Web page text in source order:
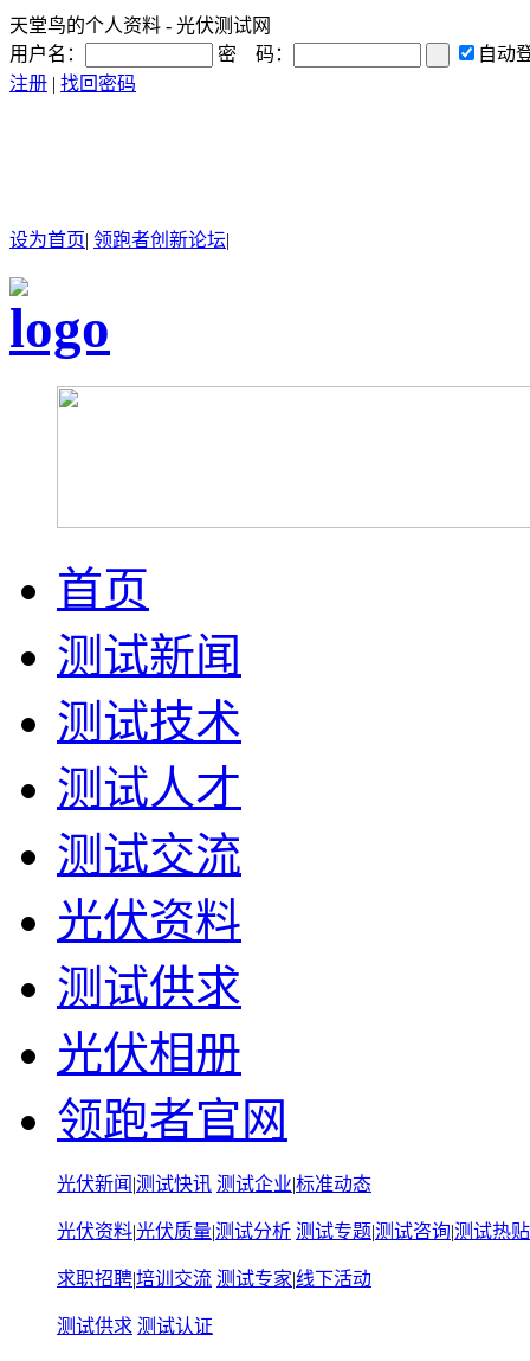
天堂鸟的个人资料 - 光伏测试网
用户名：
密 码：
自动
注册 | 找回密码
设为首页| 领跑者创新论坛|
首页
测试新闻
测试技术
测试人才
测试交流
光伏资料
测试供求
光伏相册
领跑者官网
光伏新闻 |测试快讯 测试企业|标准动态
光伏资料|光伏质量|测试分析 测试专题|测试咨询|测试热贴
求职招聘|培训交流 测试专家|线下活动
测试供求 测试认证